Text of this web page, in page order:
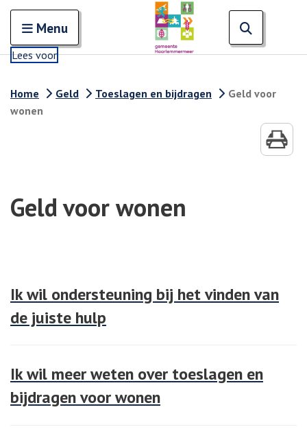
Open en sluit het
Menu
Lees voor
Home Geld Toeslagen en bijdragen
Geld voor
wonen
Geld voor wonen
Ik wil ondersteuning bij het vinden van
de juiste hulp
Ik wil meer weten over toeslagen en
bijdragen voor wonen